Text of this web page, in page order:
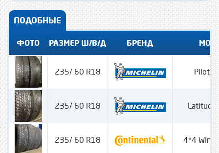
ПОДОБНЫЕ
ФОТО РАЗМЕР Ш/В/Д БРЕНД
235/ 60 R18 Pilot
235/ 60 R18 Latitude
235/ 60 R18 4*4